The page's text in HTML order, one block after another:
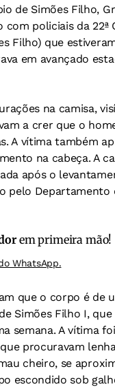
de Simões Filho,
com policiais da 22ª
Filho) que
em avançado
na camisa,
a crer que o
A vítima também
na cabeça. A
após o
pelo Departamento
em primeira mão!
WhatsApp.
que o corpo é de
Simões Filho I, que
semana. A vítima
procuravam
cheiro, se
escondido sob